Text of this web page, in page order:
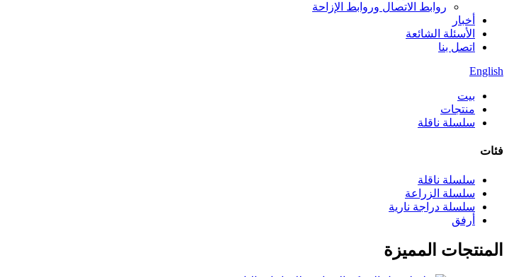
روابط الاتصال وروابط الإزاحة
أخبار
الأسئلة الشائعة
اتصل بنا
English
بيت
منتجات
سلسلة ناقلة
فئات
سلسلة ناقلة
سلسلة الزراعة
سلسلة دراجة نارية
أرفق
المنتجات المميزة